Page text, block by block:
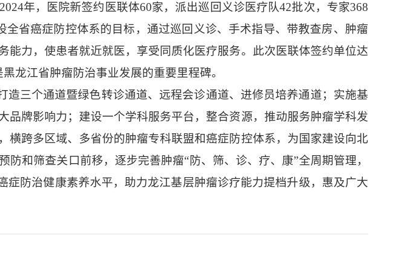
年，医院新签约医联体60家，派出巡回义诊医疗队42批次，专家368
省癌症防控体系的目标，通过巡回义诊、手术指导、带教查房、肿瘤
力，使患者就近就医，享受同质化医疗服务。此次医联体签约单位达
龙江省肿瘤防治事业发展的重要里程碑。
三个通道暨绿色转诊通道、远程会诊通道、进修员培养通道；实施基
牌影响力；建设一个学科服务平台，整合资源，推动服务肿瘤学科发
跨多区域、多省份的肿瘤专科联盟和癌症防控体系，为国家建设向北
和筛查关口前移，逐步完善肿瘤“防、筛、诊、疗、康”全周期管理，
防治健康素养水平，助力龙江基层肿瘤诊疗能力提档升级，惠及广大